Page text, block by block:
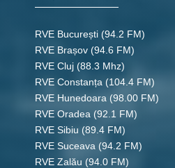
RVE București (94.2 FM)
RVE Brașov (94.6 FM)
RVE Cluj (88.3 Mhz)
RVE Constanța (104.4 FM)
RVE Hunedoara (98.00 FM)
RVE Oradea (92.1 FM)
RVE Sibiu (89.4 FM)
RVE Suceava (94.2 FM)
RVE Zalău (94.0 FM)